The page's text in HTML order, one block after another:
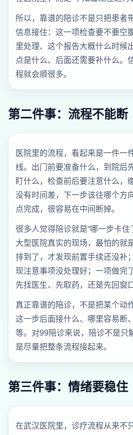
所以，靠谱的陪诊不是只把患者
信息接住：这一项检查要不要空
里处理、这个报告大概什么时候
点是什么、后面还需要补什么。
程就会顺很多。
第二件事：流程不能断
医院里的流程，看起来是一件一
线。出门前要准备什么，到院后
盯什么，检查前后要注意什么，
没有时间差，下一步该往哪个方
点完成，很容易在中间断掉。
很多人觉得陪诊就是“哪一步卡住
大型医院真实的现场，最怕的就
排到了，才发现前置手续还没补
现注意事项没处理好；一项做完
先找医生、先取药，还是先回窗
真正靠谱的陪诊，不是把某个动
这一步后面接什么、哪里容易断
等。对99陪诊来说，陪诊不是只
是尽量把整条流程接起来。
第三件事：情绪要稳住
在武汉医院里，诊疗流程从来不